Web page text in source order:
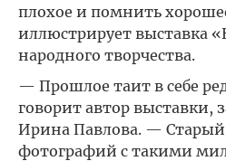
плохое и помнить
иллюстрирует выставка
народного творчества.
— Прошлое таит в себе
говорит автор выставки,
Ирина Павлова. —
фотографий с такими